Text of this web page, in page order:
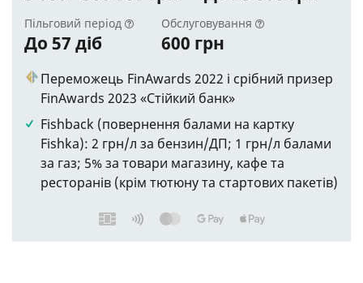
Пільговий період
До 57 діб
Обслуговування
600 грн
Переможець FinAwards 2022 і срібний призер
FinAwards 2023 «Стійкий банк»
Fishback (повернення балами на картку
Fishka): 2 грн/л за бензин/ДП; 1 грн/л балами
за газ; 5% за товари магазину, кафе та
ресторанів (крім тютюну та стартових пакетів)